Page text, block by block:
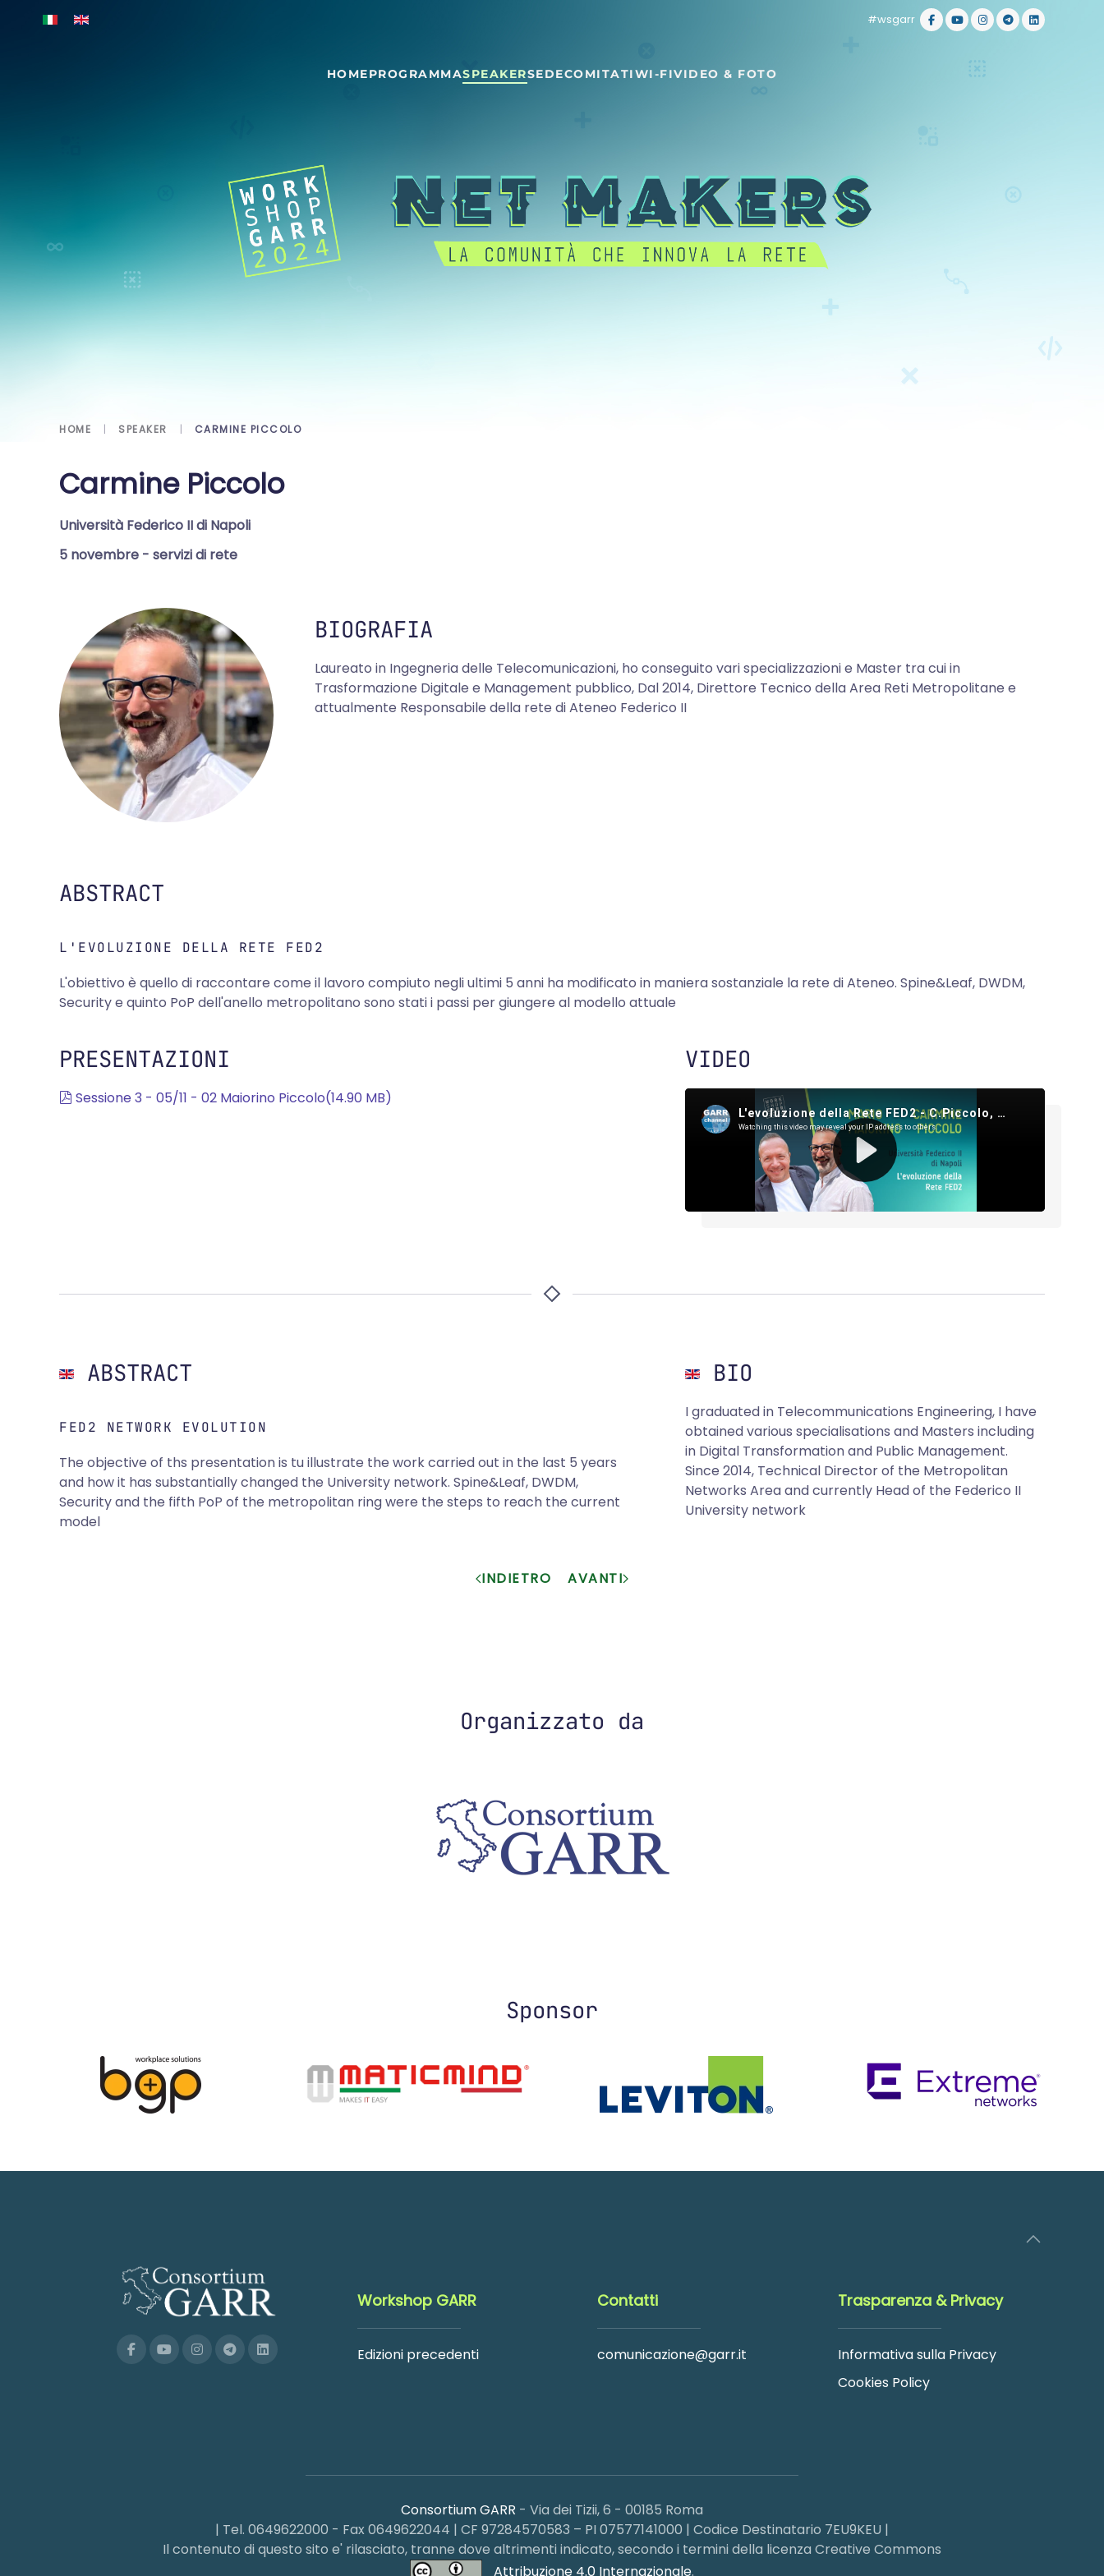
#wsgarr
HOMEPROGRAMMASPEAKERSEDECOMITATIWI-FIVIDEO & FOTO
HOME SPEAKER CARMINE PICCOLO
Carmine Piccolo
Università Federico II di Napoli
5 novembre - servizi di rete
BIOGRAFIA
Laureato in Ingegneria delle Telecomunicazioni, ho conseguito vari specializzazioni e Master tra cui in
Trasformazione Digitale e Management pubblico, Dal 2014, Direttore Tecnico della Area Reti Metropolitane e
attualmente Responsabile della rete di Ateneo Federico II
ABSTRACT
L'EVOLUZIONE DELLA RETE FED2
L'obiettivo è quello di raccontare come il lavoro compiuto negli ultimi 5 anni ha modificato in maniera sostanziale la rete di Ateneo. Spine&Leaf, DWDM,
Security e quinto PoP dell'anello metropolitano sono stati i passi per giungere al modello attuale
PRESENTAZIONI
pdf
Sessione 3 - 05/11 - 02 Maiorino Piccolo(14.90 MB)
VIDEO
BIO
I graduated in Telecommunications Engineering, I have
obtained various specialisations and Masters including
in Digital Transformation and Public Management.
Since 2014, Technical Director of the Metropolitan
Networks Area and currently Head of the Federico II
University network
ABSTRACT
FED2 NETWORK EVOLUTION
The objective of ths presentation is tu illustrate the work carried out in the last 5 years
and how it has substantially changed the University network. Spine&Leaf, DWDM,
Security and the fifth PoP of the metropolitan ring were the steps to reach the current
model
INDIETRO AVANTI
Organizzato da
Sponsor
Workshop GARR
Edizioni precedenti
Contatti
comunicazione@garr.it
Trasparenza & Privacy
Informativa sulla Privacy
Cookies Policy
Consortium GARR - Via dei Tizii, 6 - 00185 Roma
| Tel. 0649622000 - Fax 0649622044 | CF 97284570583 – PI 07577141000 | Codice Destinatario 7EU9KEU |
Il contenuto di questo sito e' rilasciato, tranne dove altrimenti indicato, secondo i termini della licenza Creative Commons
Attribuzione 4.0 Internazionale.